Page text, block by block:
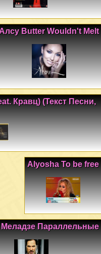
Butter Wouldn't Melt
Кравц) (Текст Песни,
Alyosha To be free
Меладзе Параллельные